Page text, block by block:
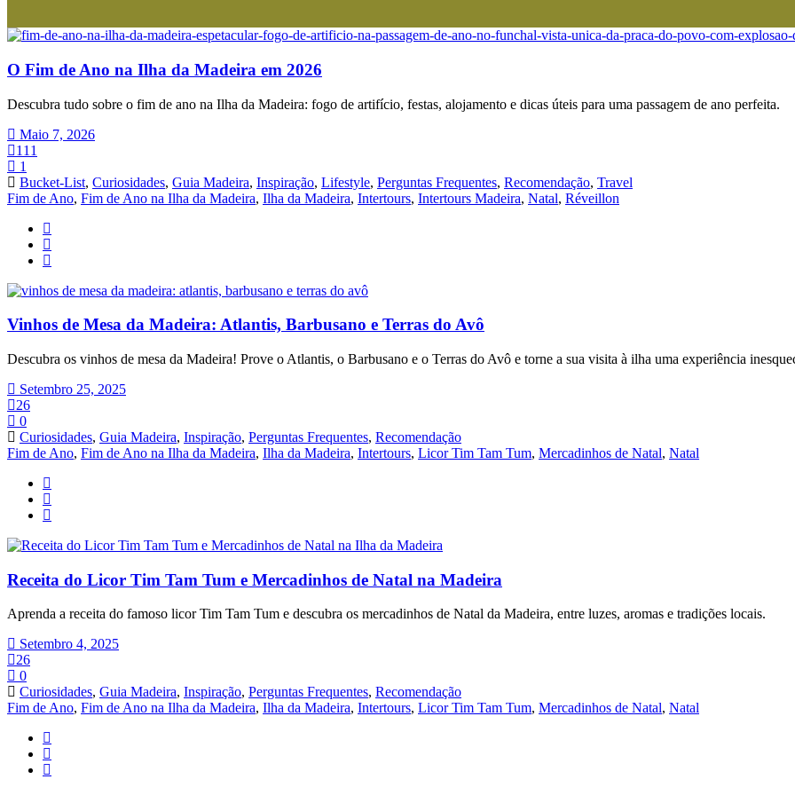
O Fim de Ano na Ilha da Madeira em 2026
Descubra tudo sobre o fim de ano na Ilha da Madeira: fogo de artifício, festas, alojamento e dicas úteis para uma passagem de ano perfeita.
Maio 7, 2026
111
1
Bucket-List, Curiosidades, Guia Madeira, Inspiração, Lifestyle, Perguntas Frequentes, Recomendação, Travel
Fim de Ano, Fim de Ano na Ilha da Madeira, Ilha da Madeira, Intertours, Intertours Madeira, Natal, Réveillon
Vinhos de Mesa da Madeira: Atlantis, Barbusano e Terras do Avô
Descubra os vinhos de mesa da Madeira! Prove o Atlantis, o Barbusano e o Terras do Avô e torne a sua visita à ilha uma experiência
Setembro 25, 2025
26
0
Curiosidades, Guia Madeira, Inspiração, Perguntas Frequentes, Recomendação
Fim de Ano, Fim de Ano na Ilha da Madeira, Ilha da Madeira, Intertours, Licor Tim Tam Tum, Mercadinhos de Natal, Natal
Receita do Licor Tim Tam Tum e Mercadinhos de Natal na Madeira
Aprenda a receita do famoso licor Tim Tam Tum e descubra os mercadinhos de Natal da Madeira, entre luzes, aromas e tradições locais.
Setembro 4, 2025
26
0
Curiosidades, Guia Madeira, Inspiração, Perguntas Frequentes, Recomendação
Fim de Ano, Fim de Ano na Ilha da Madeira, Ilha da Madeira, Intertours, Licor Tim Tam Tum, Mercadinhos de Natal, Natal